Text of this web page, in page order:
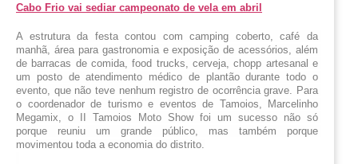
Cabo Frio vai sediar campeonato de vela em abril
A estrutura da festa contou com camping coberto, café da
manhã, área para gastronomia e exposição de acessórios, além
de barracas de comida, food trucks, cerveja, chopp artesanal e
um posto de atendimento médico de plantão durante todo o
evento, que não teve nenhum registro de ocorrência grave. Para
o coordenador de turismo e eventos de Tamoios, Marcelinho
Megamix, o II Tamoios Moto Show foi um sucesso não só
porque reuniu um grande público, mas também porque
movimentou toda a economia do distrito.